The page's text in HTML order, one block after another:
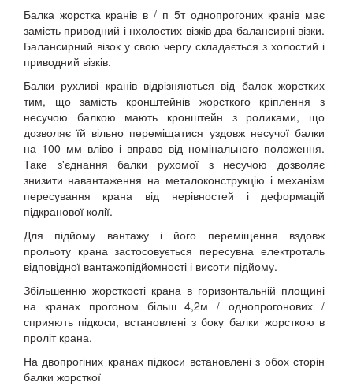
Балка жорстка кранів в / п 5т однопрогоних кранів має
замість приводний і нхолостих візків два балансирні візки.
Балансирний візок у свою чергу складається з холостий і
приводний візків.
Балки рухливі кранів відрізняються від балок жорстких
тим, що замість кронштейнів жорсткого кріплення з
несучою балкою мають кронштейн з роликами, що
дозволяє їй вільно переміщатися уздовж несучої балки
на 100 мм вліво і вправо від номінального положення.
Таке з'єднання балки рухомої з несучою дозволяє
знизити навантаження на металоконструкцію і механізм
пересування крана від нерівностей і деформацій
підкранової колії.
Для підйому вантажу і його переміщення вздовж
прольоту крана застосовується пересувна електроталь
відповідної вантажопідйомності і висоти підйому.
Збільшенню жорсткості крана в горизонтальній площині
на кранах прогоном більш 4,2м / однопрогонових /
сприяють підкоси, встановлені з боку балки жорсткою в
проліт крана.
На двопрогіних кранах підкоси встановлені з обох сторін
балки жорсткої